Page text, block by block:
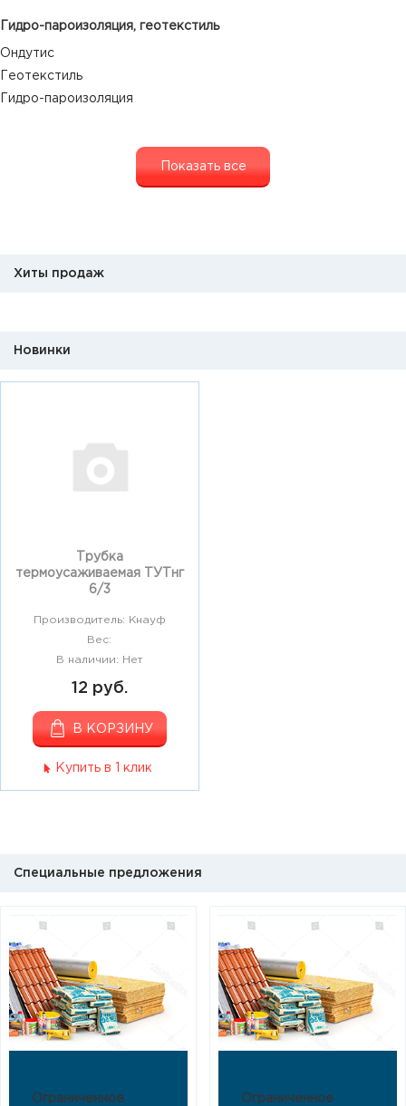
Гидро-пароизоляция, геотекстиль
Ондутис
Геотекстиль
Гидро-пароизоляция
Показать все
Хиты продаж
Новинки
Трубка
термоусаживаемая ТУТнг
6/3
Производитель: Кнауф
Вес:
В наличии: Нет
12 руб.
В КОРЗИНУ
Купить в 1 клик
Специальные предложения
Ограниченное
Ограниченное